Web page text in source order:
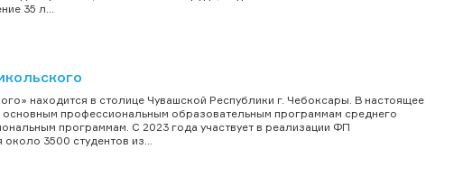
35 л...
находится в столице Чувашской Республики г. Чебоксары. В настоящее
профессиональным образовательным программам среднего
программам. С 2023 года участвует в реализации ФП
3500 студентов из...